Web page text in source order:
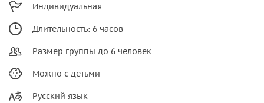
Индивидуальная
Длительность: 6 часов
Размер группы до 6 человек
Можно с детьми
Русский язык